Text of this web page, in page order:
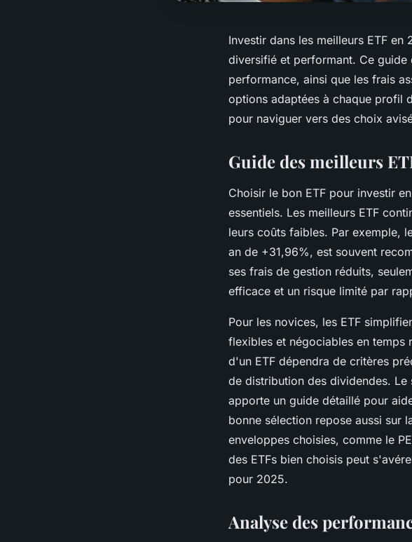
Investir dans les meilleurs ETF
diversifié et performant. Ce
performance, ainsi que les frais
options adaptées à chaque profil
pour naviguer vers des choix
Guide des meilleurs
Choisir le bon ETF pour investir
essentiels. Les meilleurs ETF
leurs coûts faibles. Par exemple,
an de +31,96%, est souvent
ses frais de gestion réduits,
efficace et un risque limité par
Pour les novices, les ETF
flexibles et négociables en temps
d'un ETF dépendra de critères
de distribution des dividendes. Le
apporte un guide détaillé pour
bonne sélection repose aussi sur
enveloppes choisies, comme le
des ETFs bien choisis peut
pour 2025.
Analyse des